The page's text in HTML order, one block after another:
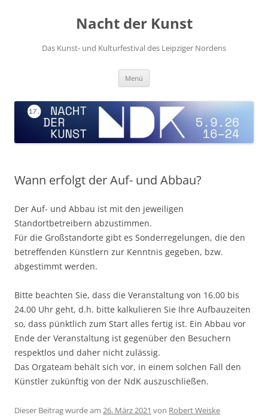
Nacht der Kunst
Das Kunst- und Kulturfestival des Leipziger Nordens
Menü
Wann erfolgt der Auf- und Abbau?
Der Auf- und Abbau ist mit den jeweiligen
Standortbetreibern abzustimmen.
Für die Großstandorte gibt es Sonderregelungen, die den
betreffenden Künstlern zur Kenntnis gegeben, bzw.
abgestimmt werden.
Bitte beachten Sie, dass die Veranstaltung von 16.00 bis
24.00 Uhr geht, d.h. bitte kalkulieren Sie Ihre Aufbauzeiten
so, dass pünktlich zum Start alles fertig ist. Ein Abbau vor
Ende der Veranstaltung ist gegenüber den Besuchern
respektlos und daher nicht zulässig.
Das Orgateam behält sich vor, in einem solchen Fall den
Künstler zukünftig von der NdK auszuschließen.
Dieser Beitrag wurde am 26. März 2021 von Robert Weiske